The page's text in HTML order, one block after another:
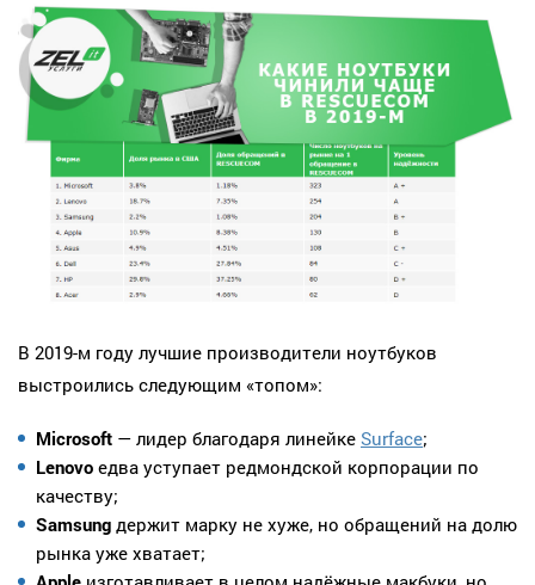
В 2019-м году лучшие производители ноутбуков
выстроились следующим «топом»:
Microsoft — лидер благодаря линейке Surface;
Lenovo едва уступает редмондской корпорации по
качеству;
Samsung держит марку не хуже, но обращений на долю
рынка уже хватает;